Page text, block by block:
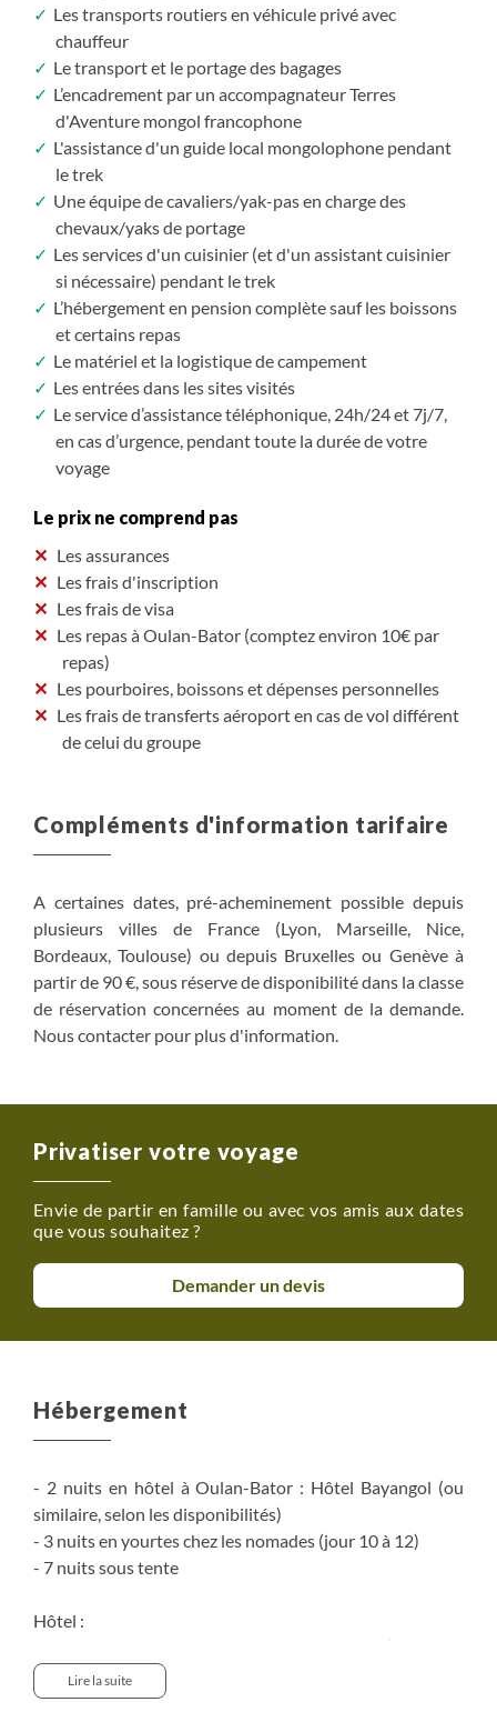
Les transports routiers en véhicule privé avec
chauffeur
Le transport et le portage des bagages
L’encadrement par un accompagnateur Terres
d'Aventure mongol francophone
L'assistance d'un guide local mongolophone pendant
le trek
Une équipe de cavaliers/yak-pas en charge des
chevaux/yaks de portage
Les services d'un cuisinier (et d'un assistant cuisinier
si nécessaire) pendant le trek
L’hébergement en pension complète sauf les boissons
et certains repas
Le matériel et la logistique de campement
Les entrées dans les sites visités
Le service d’assistance téléphonique, 24h/24 et 7j/7,
en cas d’urgence, pendant toute la durée de votre
voyage
Le prix ne comprend pas
Les assurances
Les frais d'inscription
Les frais de visa
Les repas à Oulan-Bator (comptez environ 10€ par
repas)
Les pourboires, boissons et dépenses personnelles
Les frais de transferts aéroport en cas de vol différent
de celui du groupe
Compléments d'information tarifaire
A certaines dates, pré-acheminement possible depuis
plusieurs villes de France (Lyon, Marseille, Nice,
Bordeaux, Toulouse) ou depuis Bruxelles ou Genève à
partir de 90 €, sous réserve de disponibilité dans la classe
de réservation concernées au moment de la demande.
Nous contacter pour plus d'information.
Privatiser votre voyage
Envie de partir en famille ou avec vos amis aux dates
que vous souhaitez ?
Demander un devis
Hébergement
- 2 nuits en hôtel à Oulan-Bator : Hôtel Bayangol (ou
similaire, selon les disponibilités)
- 3 nuits en yourtes chez les nomades (jour 10 à 12)
- 7 nuits sous tente
Hôtel :
Réservation en chambre double ou twin (deux lits
séparés).Lire la suite